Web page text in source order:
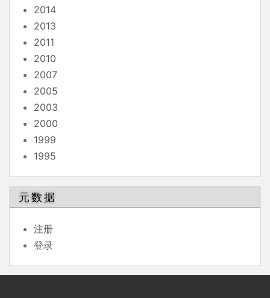
2014
2013
2011
2010
2007
2005
2003
2000
1999
1995
元数据
注册
登录